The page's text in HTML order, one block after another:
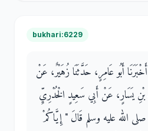
bukhari:6229
أَبُو عَامِرٍ، حَدَّثَنَا زُهَيْرٌ، عَنْ
يَسَارٍ، عَنْ أَبِي سَعِيدٍ الْخُدْرِيِّ
الله عليه وسلم قَالَ ‏"‏ إِيَّاكُمْ